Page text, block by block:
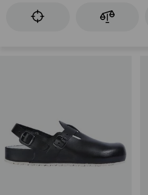
Antistatiske egenskaber (A)